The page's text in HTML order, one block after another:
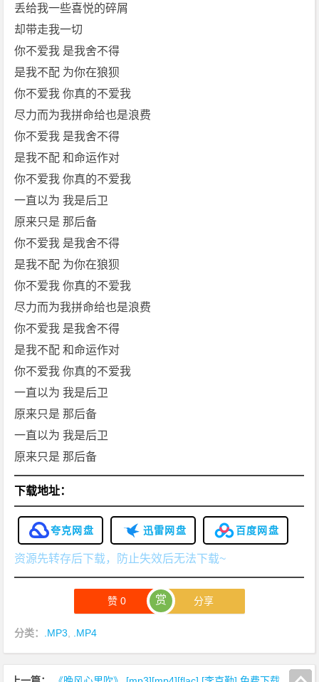
丢给我一些喜悦的碎屑
却带走我一切
你不爱我 是我舍不得
是我不配 为你在狼狈
你不爱我 你真的不爱我
尽力而为我拼命给也是浪费
你不爱我 是我舍不得
是我不配 和命运作对
你不爱我 你真的不爱我
一直以为 我是后卫
原来只是 那后备
你不爱我 是我舍不得
是我不配 为你在狼狈
你不爱我 你真的不爱我
尽力而为我拼命给也是浪费
你不爱我 是我舍不得
是我不配 和命运作对
你不爱我 你真的不爱我
一直以为 我是后卫
原来只是 那后备
一直以为 我是后卫
原来只是 那后备
下载地址：
夸克网盘 迅雷网盘 百度网盘
资源先转存后下载，防止失效后无法下载~
赞0 赏 分享
分类： .MP3 .MP4